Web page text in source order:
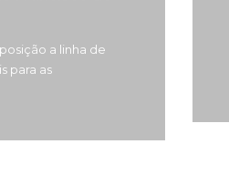
a linha de
para as